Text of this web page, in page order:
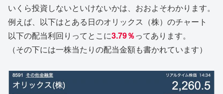
いくら投資しないといけないかは、おおよそわかります。
例えば、以下はとある日のオリックス（株）のチャート
以下の配当利回りってとこに3.79％ってあります。
（その下には一株当たりの配当金額も書かれています）